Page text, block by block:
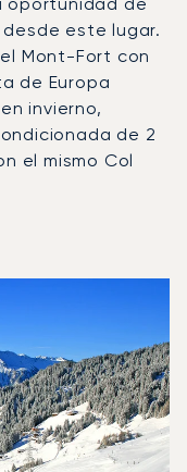
este lugar.
Mont-Fort con
de Europa
invierno,
de 2
el mismo Col